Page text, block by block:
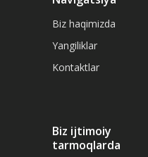
Biz haqimizda
Yangiliklar
Kontaktlar
Biz ijtimoiy
tarmoqlarda